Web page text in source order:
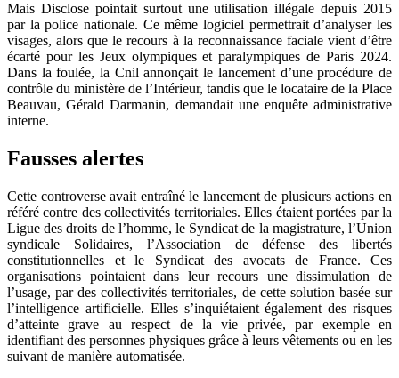
Mais Disclose pointait surtout une utilisation illégale depuis 2015
par la police nationale. Ce même logiciel permettrait d’analyser les
visages, alors que le recours à la reconnaissance faciale vient d’être
écarté pour les Jeux olympiques et paralympiques de Paris 2024.
Dans la foulée, la Cnil annonçait le lancement d’une procédure de
contrôle du ministère de l’Intérieur, tandis que le locataire de la Place
Beauvau, Gérald Darmanin, demandait une enquête administrative
interne.
Fausses alertes
Cette controverse avait entraîné le lancement de plusieurs actions en
référé contre des collectivités territoriales. Elles étaient portées par la
Ligue des droits de l’homme, le Syndicat de la magistrature, l’Union
syndicale Solidaires, l’Association de défense des libertés
constitutionnelles et le Syndicat des avocats de France. Ces
organisations pointaient dans leur recours une dissimulation de
l’usage, par des collectivités territoriales, de cette solution basée sur
l’intelligence artificielle. Elles s’inquiétaient également des risques
d’atteinte grave au respect de la vie privée, par exemple en
identifiant des personnes physiques grâce à leurs vêtements ou en les
suivant de manière automatisée.